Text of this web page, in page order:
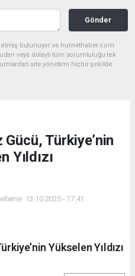
Gönder
etmiş bulunuyor ve hurnethaber.com
veya dolaylı tüm sorumluluğu tek
site yönetimi hiçbir şekilde
Türkiye’nin
Yıldızı
13.10.2025 - 17:41
Yükselen Yıldızı